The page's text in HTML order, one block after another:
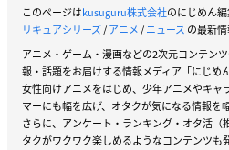
このページはkusuguru株式会社のにじめん
リキュアシリーズ/アニメ/ニュース の最新
アニメ・ゲーム・漫画などの2次元コンテン
報・話題をお届けする情報メディア「にじめん
女性向けアニメをはじめ、少年アニメやキャ
マーにも幅を広げ、オタクが気になる情報を
さらに、アンケート・ランキング・オタ活（
タクがワクワク楽しめるようなコンテンツも